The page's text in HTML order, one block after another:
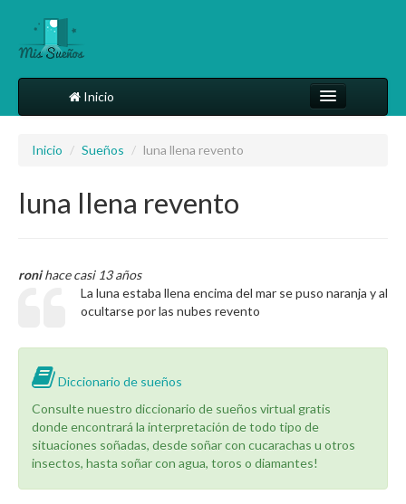
Inicio
Más
Inicio / Sueños / luna llena revento
luna llena revento
ronihace casi 13 años
La luna estaba llena encima del mar se puso naranja y al
ocultarse por las nubes revento
Diccionario de sueños
Consulte nuestro diccionario de sueños virtual gratis
donde encontrará la interpretación de todo tipo de
situaciones soñadas, desde soñar con cucarachas u otros
insectos, hasta soñar con agua, toros o diamantes!